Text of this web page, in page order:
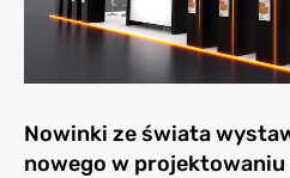
Nowinki ze świata
nowego w